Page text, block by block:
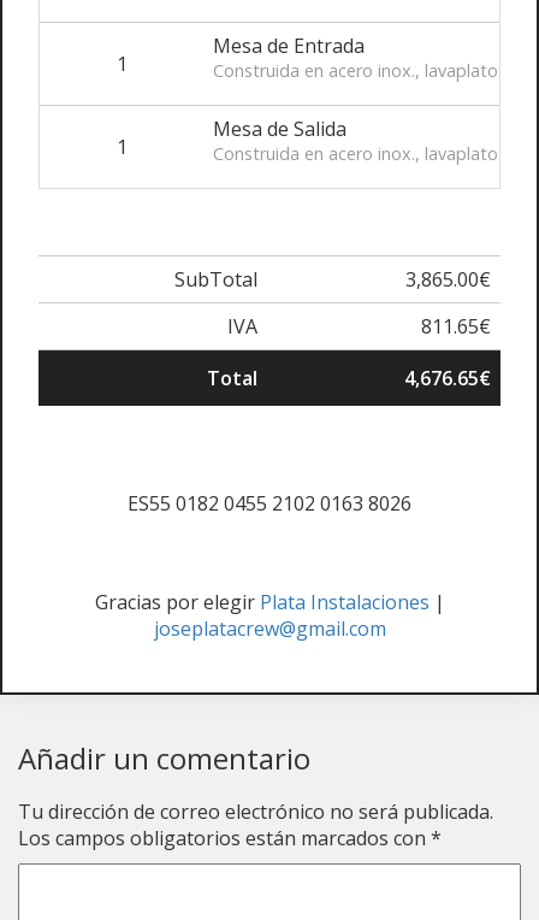
1
Mesa de Entrada
Construida en acero inox., lavaplatos
1
Mesa de Salida
Construida en acero inox., lavaplatos
SubTotal
3,865.00€
IVA
811.65€
Total
4,676.65€
ES55 0182 0455 2102 0163 8026
Gracias por elegir Plata Instalaciones |
joseplatacrew@gmail.com
Añadir un comentario
Tu dirección de correo electrónico no será publicada.
Los campos obligatorios están marcados con *